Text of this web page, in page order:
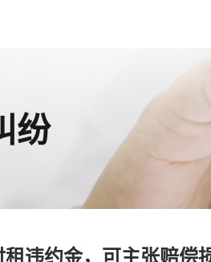
纷
违约金，可主张赔偿